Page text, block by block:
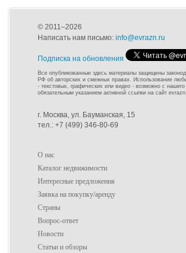
© 2011–2026
Написать нам письмо: info@evrazn.ru
Подписка на обновления
Все опубликованные здесь материалы защищены
РФ об авторских и смежных правах. Использование
- текстовых, графических или видео - возможно с нашего
обязательным указанием активной ссылки на сайт
г. Москва, ул. Бауманская, 15
тел.: +7 (499) 346-80-69
О нас
Каталог недвижимости
Интересные предложения
Заявка на покупку/аренду
Страны
Вопрос-ответ
Новости
Статьи и обзоры